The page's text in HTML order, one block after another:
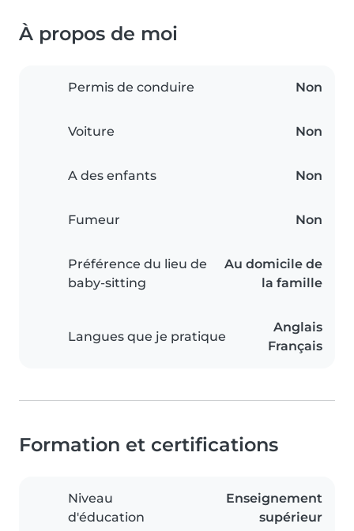
À propos de moi
Permis de conduire Non
Voiture Non
A des enfants Non
Fumeur Non
Préférence du lieu de
baby-sitting
Au domicile de
la famille
Langues que je pratique
Anglais
Français
Formation et certifications
Niveau
d'éducation
Enseignement
supérieur